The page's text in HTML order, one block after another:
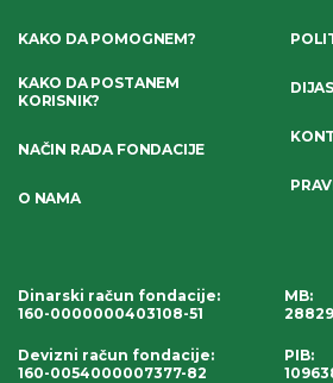
KAKO DA POMOGNEM?
KAKO DA POSTANEM
KORISNIK?
NAČIN RADA FONDACIJE
O NAMA
Dinarski račun fondacije:
160-0000000403108-51
Devizni račun fondacije:
160-0054000007377-82
MB:
PIB: